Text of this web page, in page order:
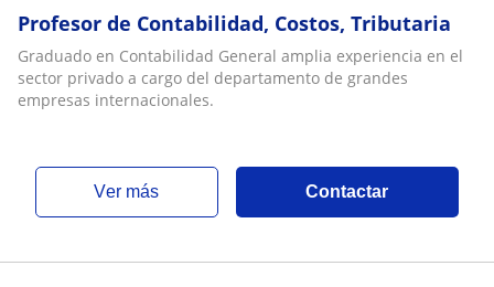
Profesor de Contabilidad, Costos, Tributaria
Graduado en Contabilidad General amplia experiencia en el
sector privado a cargo del departamento de grandes
empresas internacionales.
ver más Contactar